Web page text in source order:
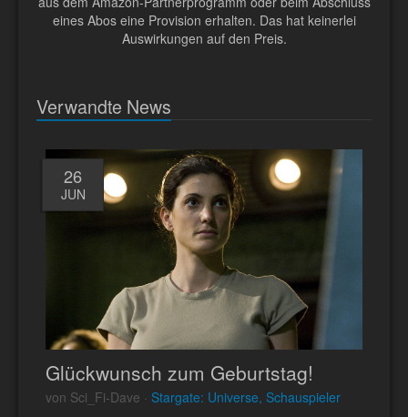
eines Abos eine Provision erhalten. Das hat keinerlei
Auswirkungen auf den Preis.
Verwandte News
26
JUN
Glückwunsch zum Geburtstag!
von Sci_Fi-Dave · Stargate: Universe, Schauspieler